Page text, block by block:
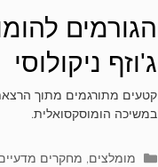
הגורמים
ג'וזף ניקולוסי
קטעים מתורגמים מתוך
במשיכה הומוסקסואלית.
קטגוריות
מומלצים, מחקרים